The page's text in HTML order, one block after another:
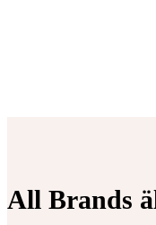
All Brands